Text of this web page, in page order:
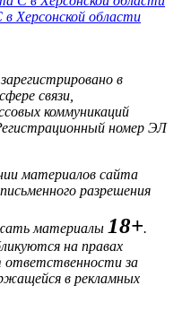
Херсонской области
в
связи,
коммуникаций
номер ЭЛ
материалов сайта
разрешения
материалы 18+.
на правах
ответственности за
в рекламных